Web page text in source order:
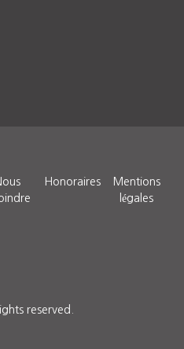
Honoraires
Mentions
légales
reserved.